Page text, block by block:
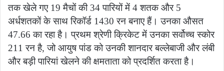
तक खेले गए 19 मैचों की 34 पारियों में 4 शतक और 5
अर्धशतकों के साथ रिकॉर्ड 1430 रन बनाए हैं। उनका औसत
47.66 का रहा है। प्रथम श्रेणी क्रिकेट में उनका सर्वोच्च स्कोर
211 रन है, जो आयुष पांड को उनकी शानदार बल्लेबाजी और लंबी
और बड़ी पारियां खेलने की क्षमताता को प्रदर्शित करता है।